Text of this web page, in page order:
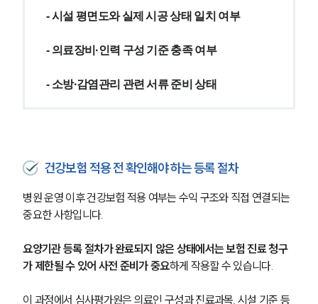
- 시설 평면도와 실제 시공 상태 일치 여부
- 의료장비·인력 구성 기준 충족 여부
- 소방·감염관리 관련 서류 준비 상태
건강보험 적용 전 확인해야 하는 등록 절차
병원 운영 이후 건강보험 적용 여부는 수익 구조와 직접 연결되는
중요한 사항입니다.
요양기관 등록 절차가 완료되지 않은 상태에서는 보험 진료 청구
가 제한될 수 있어 사전 준비가 중요하게 작용할 수 있습니다.
이 과정에서 심사평가원은 의료인 구성과 진료과목, 시설 기준 등